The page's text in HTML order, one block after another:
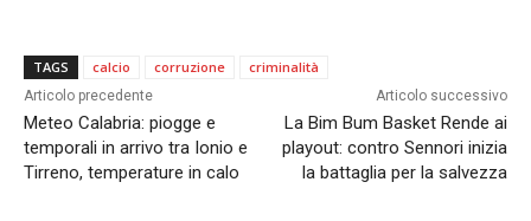
TAGS calcio corruzione criminalità
Articolo precedente
Meteo Calabria: piogge e
temporali in arrivo tra Ionio e
Tirreno, temperature in calo
Articolo successivo
La Bim Bum Basket Rende ai
playout: contro Sennori inizia
la battaglia per la salvezza